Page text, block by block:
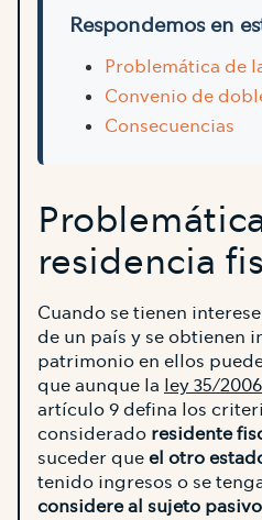
Respondemos en
Problemática de
Convenio de
Consecuencias
residencia
Cuando se tienen
de un país y se obtienen
patrimonio en ellos
que aunque la ley 35/
artículo 9 defina los
considerado residente
suceder queel otro
tenido ingresos o se
considere al sujeto